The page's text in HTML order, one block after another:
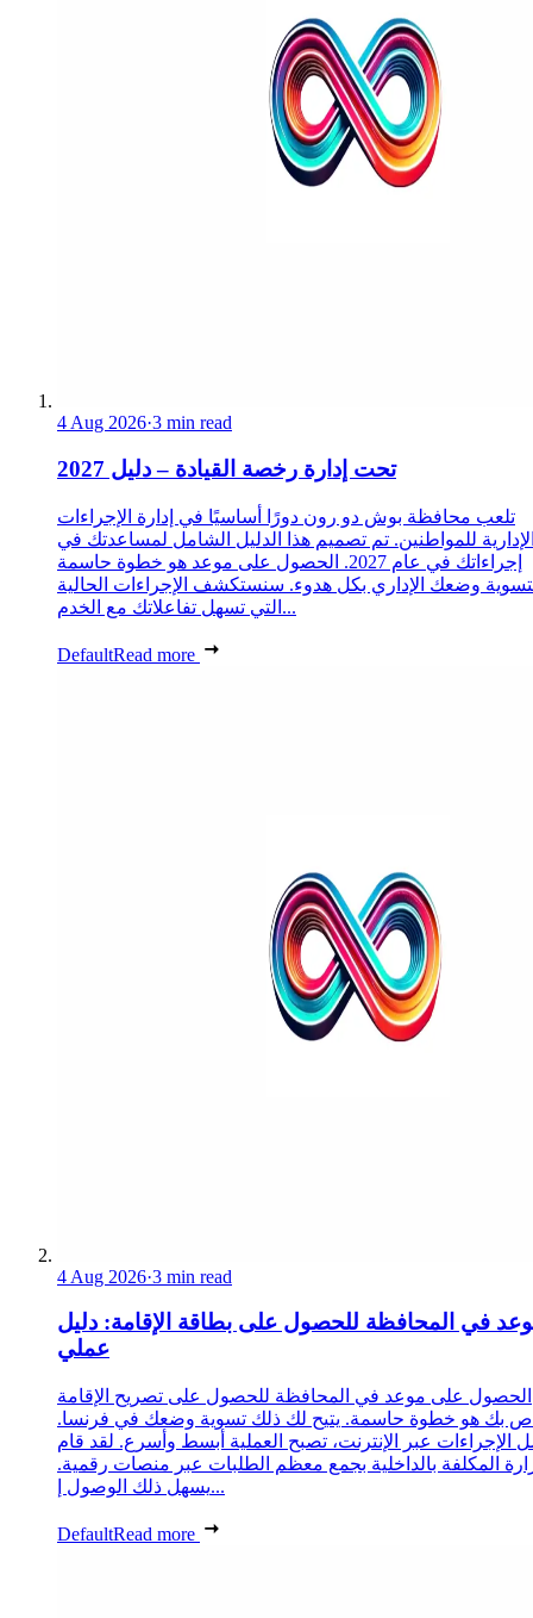
4 Aug 2026·3 min read
تحت إدارة رخصة القيادة – دليل 2027
تلعب محافظة بوش دو رون دورًا أساسيًا في إدارة الإجراءات
للمواطنين. تم تصميم هذا الدليل الشامل لمساعدتك في
إجراءاتك في عام 2027. الحصول على موعد هو خطوة حاسمة
وضعك الإداري بكل هدوء. سنستكشف الإجراءات الحالية
التي تسهل تفاعلاتك مع الخدم...
DefaultRead more
4 Aug 2026·3 min read
في المحافظة للحصول على بطاقة الإقامة: دليل
عملي
الحصول على موعد في المحافظة للحصول على تصريح الإقامة
بك هو خطوة حاسمة. يتيح لك ذلك تسوية وضعك في فرنسا.
الإجراءات عبر الإنترنت، تصبح العملية أبسط وأسرع. لقد قام
المكلفة بالداخلية بجمع معظم الطلبات عبر منصات رقمية.
يسهل ذلك الوصول إ...
DefaultRead more